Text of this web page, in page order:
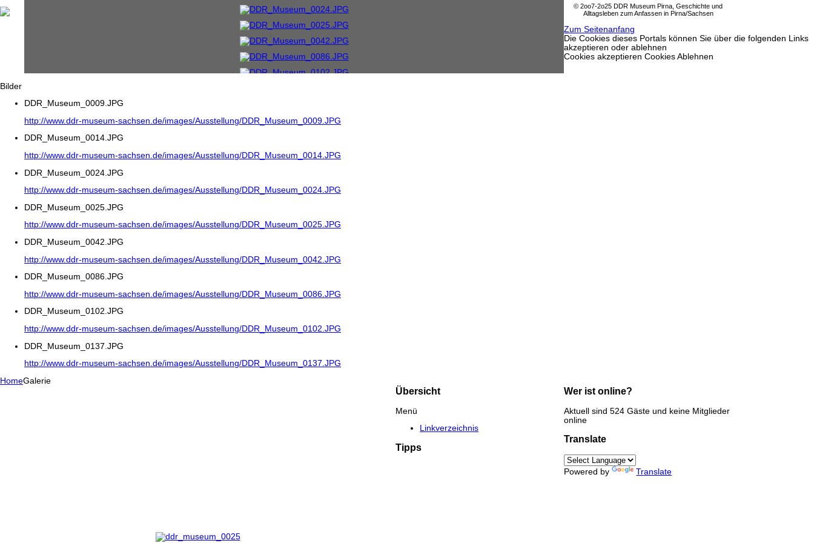
Bilder
DDR_Museum_0009.JPG
http://www.ddr-museum-sachsen.de/images/Ausstellung/DDR_Museum_0009.JPG
DDR_Museum_0014.JPG
http://www.ddr-museum-sachsen.de/images/Ausstellung/DDR_Museum_0014.JPG
DDR_Museum_0024.JPG
http://www.ddr-museum-sachsen.de/images/Ausstellung/DDR_Museum_0024.JPG
DDR_Museum_0025.JPG
http://www.ddr-museum-sachsen.de/images/Ausstellung/DDR_Museum_0025.JPG
DDR_Museum_0042.JPG
http://www.ddr-museum-sachsen.de/images/Ausstellung/DDR_Museum_0042.JPG
DDR_Museum_0086.JPG
http://www.ddr-museum-sachsen.de/images/Ausstellung/DDR_Museum_0086.JPG
DDR_Museum_0102.JPG
http://www.ddr-museum-sachsen.de/images/Ausstellung/DDR_Museum_0102.JPG
DDR_Museum_0137.JPG
http://www.ddr-museum-sachsen.de/images/Ausstellung/DDR_Museum_0137.JPG
HomeGalerie
Übersicht
Menü
Linkverzeichnis
Tipps
Wer ist online?
Aktuell sind 524 Gäste und keine Mitglieder
online
Translate
Powered by Translate
© 2oo7-2o25 DDR Museum Pirna, Geschichte und
Alltagsleben zum Anfassen in Pirna/Sachsen
Zum Seitenanfang
Die Cookies dieses Portals können Sie über die folgenden Links
akzeptieren oder ablehnen
Cookies akzeptieren Cookies Ablehnen